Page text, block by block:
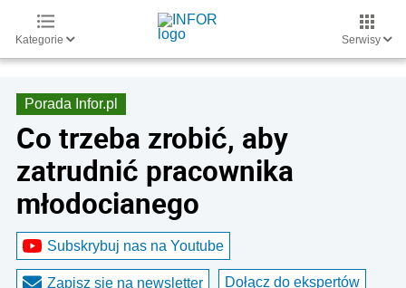
Kategorie Serwisy
Porada Infor.pl
Co trzeba zrobić, aby
zatrudnić pracownika
młodocianego
Subskrybuj nas na Youtube
Zapisz się na newsletter Dołącz do ekspertów